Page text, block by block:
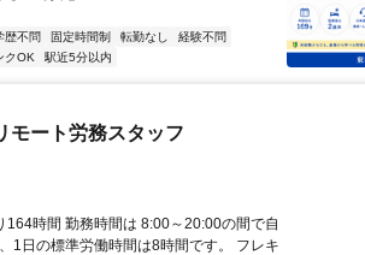
歴不問 固定時間制 転勤なし
経験不問
クOK 駅近5分以内
モート労務スタッフ
時間 勤務時間は 8:00～20:00の間で自
1日の標準労働時間は8時間です。 フレキ